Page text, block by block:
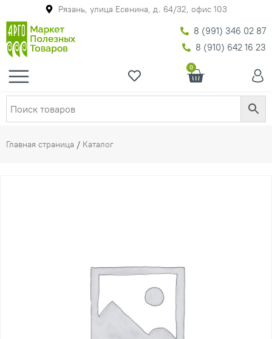
Рязань, улица Есенина, д. 64/32, офис 103
8 (991) 346 02 87
8 (910) 642 16 23
0
Главная страница / Каталог